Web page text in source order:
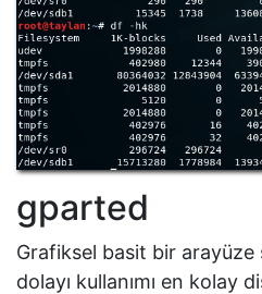
gparted
Grafiksel basit bir arayüze
dolayı kullanımı en kolay